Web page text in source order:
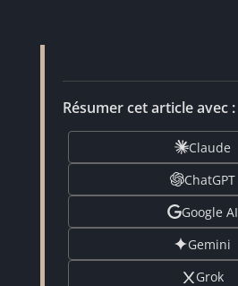
Résumer cet article avec :
Claude
ChatGPT
Google AI
Gemini
Grok